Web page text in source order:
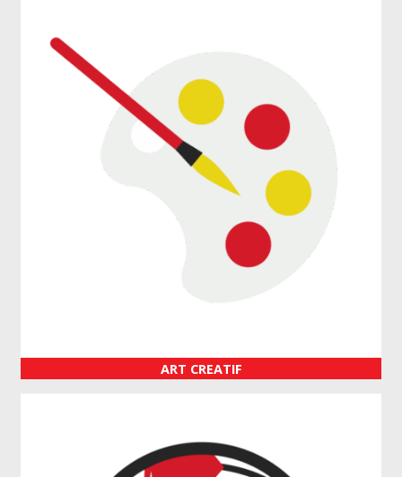
ART CREATIF